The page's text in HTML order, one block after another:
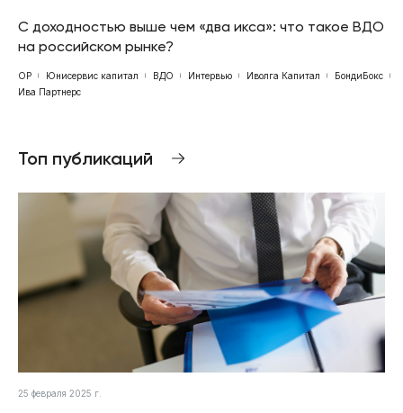
С доходностью выше чем «два икса»: что такое ВДО
на российском рынке?
ОР Юнисервис капитал ВДО Интервью Иволга Капитал
БондиБокс
Ива Партнерс
Топ публикаций
25 февраля 2025 г.